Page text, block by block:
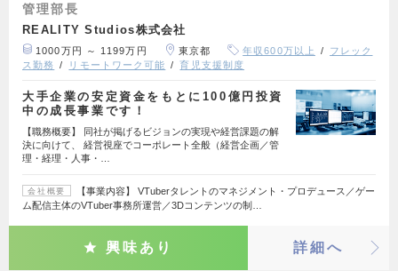
管理部長
REALITY Studios株式会社
1000万円 ～ 1199万円 東京都 年収600万以上
フレック
ス勤務
リモートワーク可能 育児支援制度
大手企業の安定資金をもとに100億円投資
中の成長事業です！
【職務概要】 同社が掲げるビジョンの実現や経営課題の解
決に向けて、 経営視座でコーポレート全般（経営企画／管
理・経理・人事・…
会社概要
【事業内容】 VTuberタレントのマネジメント・プロデュース／ゲー
ム配信主体のVTuber事務所運営／3Dコンテンツの制…
興味あり 詳細へ